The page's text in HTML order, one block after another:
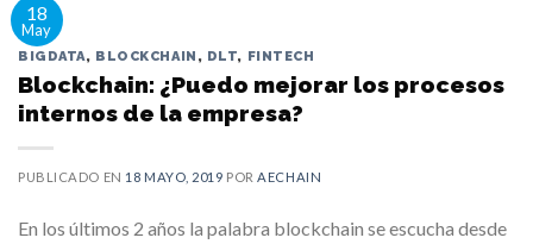
18
May
BIGDATA, BLOCKCHAIN , DLT, FINTECH
Blockchain: ¿Puedo mejorar los procesos
internos de la empresa?
PUBLICADO EN 18 MAYO, 2019 PORAECHAIN
En los últimos 2 años la palabra blockchain se escucha desde